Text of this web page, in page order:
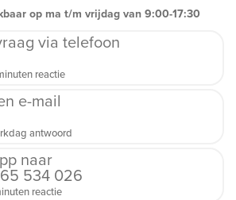
op ma t/m vrijdag van 9:00-17:30
via telefoon
reactie
e-mail
antwoord
naar
534 026
reactie